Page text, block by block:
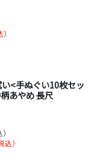
<手ぬぐい10枚セッ
あやめ 長尺
込）